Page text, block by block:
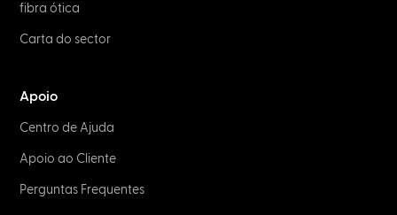
fibra ótica
Carta do sector
Apoio
Centro de Ajuda
Apoio ao Cliente
Perguntas Frequentes